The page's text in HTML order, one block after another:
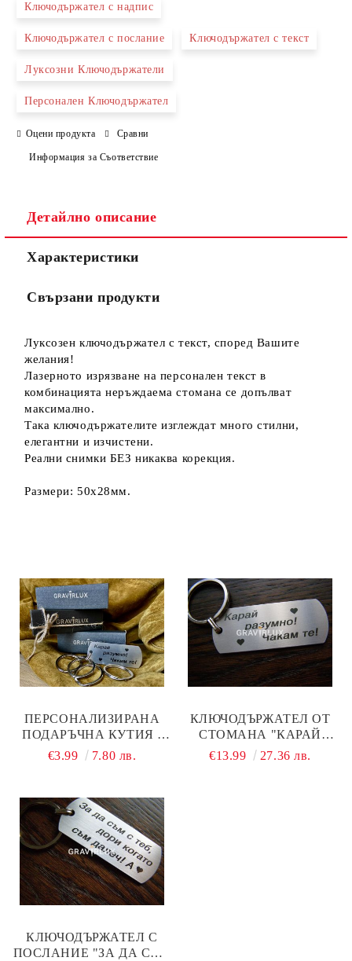
Ние ще се свържем с вас в рамките на работния ден.
Ключодържател с надпис
Ключодържател с послание Ключодържател с текст
Луксозни Ключодържатели
Персонален Ключодържател
Оцени продукта Сравни
Информация за Съответствие
Детайлно описание
Характеристики
Свързани продукти
Луксозен ключодържател с текст, според Вашите
желания!
Лазерното изрязване на персонален текст в
комбинацията неръждаема стомана се допълват
максимално.
Така ключодържателите изглеждат много стилни,
елегантни и изчистени.
Реални снимки БЕЗ никаква корекция.
Размери: 50х28мм.
ПЕРСОНАЛИЗИРАНА
ПОДАРЪЧНА КУТИЯ -
ДОБАВИ КЪМ
€3.99 7.80 лв.
КЛЮЧОДЪРЖАТЕЛ ОТ
СТОМАНА "КАРАЙ
РАЗУМНО! ЧАКАМ ТЕ! С
€13.99 27.36 лв.
КЛЮЧОДЪРЖАТЕЛ С
ПОСЛАНИЕ "ЗА ДА СЪМ